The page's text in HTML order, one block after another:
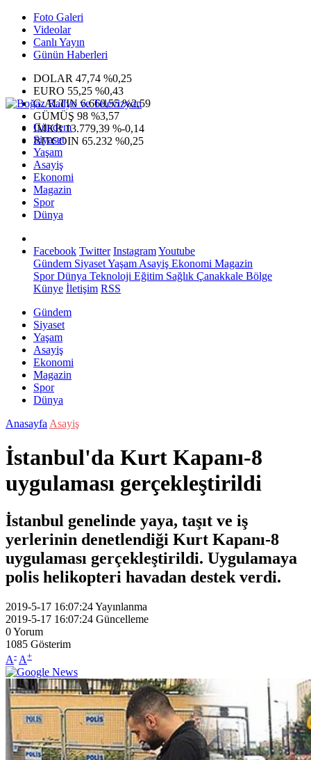
Foto Galeri
Videolar
Canlı Yayın
Günün Haberleri
DOLAR 47,74 %0,25
EURO 55,25 %0,43
G.ALTIN6.660,55 %2,59
GÜMÜŞ 98 %3,57
IMKB13.779,39 %-0,14
BITCOIN 65.232 %0,25
Gündem
Siyaset
Yaşam
Asayiş
Ekonomi
Magazin
Spor
Dünya
Facebook Twitter InstagramYoutube
Gündem SiyasetYaşam Asayiş Ekonomi Magazin
SporDünya Teknoloji Eğitim Sağlık Çanakkale Bölge
Künye İletişim RSS
Gündem
Siyaset
Yaşam
Asayiş
Ekonomi
Magazin
Spor
Dünya
Anasayfa Asayiş
İstanbul'da Kurt Kapanı-8
uygulaması gerçekleştirildi
İstanbul genelinde yaya, taşıt ve iş
yerlerinin denetlendiği Kurt Kapanı-8
uygulaması gerçekleştirildi. Uygulamaya
polis helikopteri havadan destek verdi.
2019-5-17 16:07:24Yayınlanma
2019-5-17 16:07:24 Güncelleme
0Yorum
1085 Gösterim
A- A+